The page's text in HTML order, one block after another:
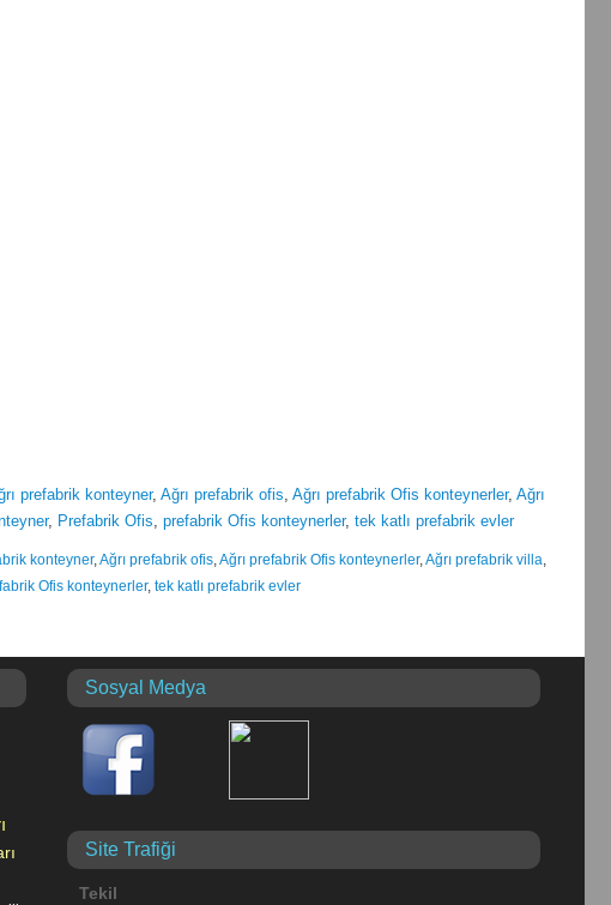
prefabrik konteyner, Ağrı prefabrik ofis, Ağrı prefabrik Ofis konteynerler, Ağrı
, Prefabrik Ofis, prefabrik Ofis konteynerler, tek katlı prefabrik evler
konteyner,Ağrı prefabrik ofis,Ağrı prefabrik Ofis konteynerler,Ağrı prefabrik villa,
Ofis konteynerler, tek katlı prefabrik evler
Sosyal Medya
Site Trafiği
Tekil